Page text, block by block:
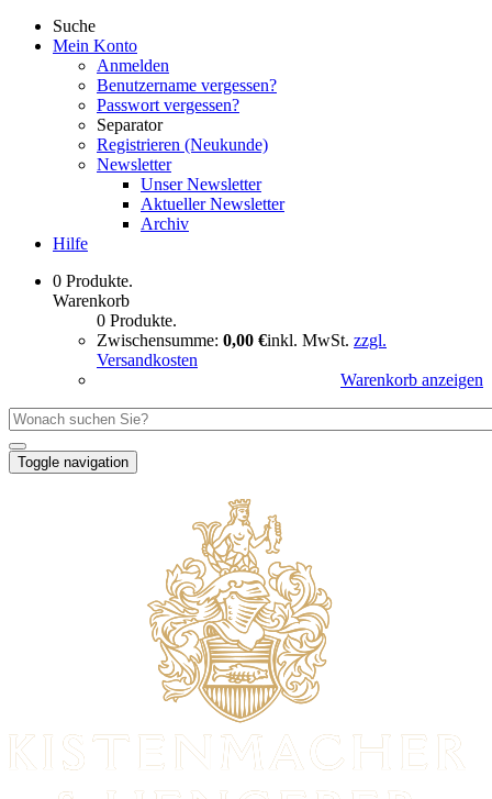
Suche
Mein Konto
Anmelden
Benutzername vergessen?
Passwort vergessen?
Separator
Registrieren (Neukunde)
Newsletter
Unser Newsletter
Aktueller Newsletter
Archiv
Hilfe
0 Produkte.
Warenkorb
0 Produkte.
Zwischensumme: 0,00 €inkl. MwSt. zzgl.
Versandkosten
Warenkorb anzeigen
Toggle navigation